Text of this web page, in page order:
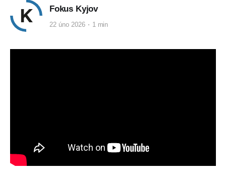
Fokus Kyjov
22 úno 2026 1 min